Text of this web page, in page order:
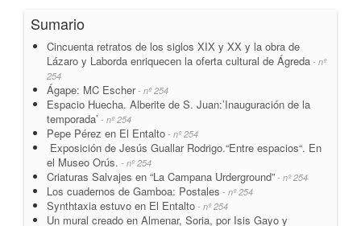
Sumario
Cincuenta retratos de los siglos XIX y XX y la obra de
Lázaro y Laborda enriquecen la oferta cultural de Ágreda - nº
254
Ágape: MC Escher- nº 254
Espacio Huecha. Alberite de S. Juan:’Inauguración de la
temporada’ - nº 254
Pepe Pérez en El Entalto - nº 254
Exposición de Jesús Guallar Rodrigo.“Entre espacios“. En
el Museo Orús. - nº 254
Criaturas Salvajes en “La Campana Urderground” - nº 254
Los cuadernos de Gamboa: Postales - nº 254
Synthtaxia estuvo en El Entalto - nº 254
Un mural creado en Almenar, Soria, por Isis Gayo y